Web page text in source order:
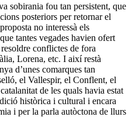
sobirania fou tan persistent, que
posteriors per retornar el
no interessà els
tantes vegades havien ofert
conflictes de fora
Lorena, etc. I així restà
d’unes comarques tan
el Vallespir, el Conflent, el
de les quals havia estat
històrica i cultural i encara
i per la parla autòctona de llurs